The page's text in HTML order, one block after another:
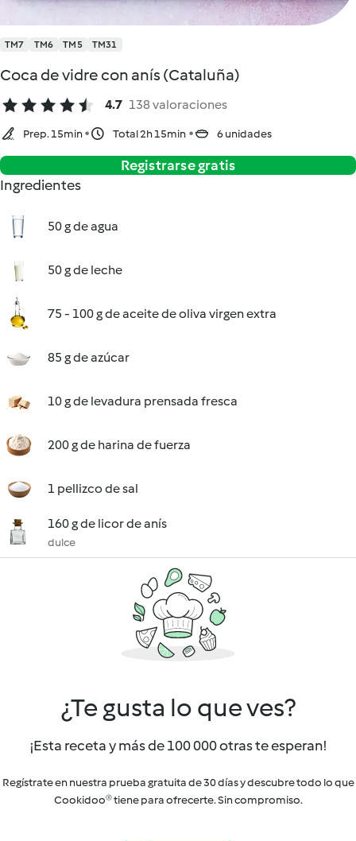
TM7 TM6 TM5 TM31
Coca de vidre con anís (Cataluña)
4.7 138 valoraciones
Prep. 15min Total 2h 15min 6 unidades
Registrarse gratis
Ingredientes
50 g de agua
50 g de leche
75 - 100 g de aceite de oliva virgen extra
85 g de azúcar
10 g de levadura prensada fresca
200 g de harina de fuerza
1 pellizco de sal
160 g de licor de anís
dulce
¿Te gusta lo que ves?
¡Esta receta y más de 100 000 otras te esperan!
Regístrate en nuestra prueba gratuita de 30 días y descubre todo lo que
Cookidoo® tiene para ofrecerte. Sin compromiso.